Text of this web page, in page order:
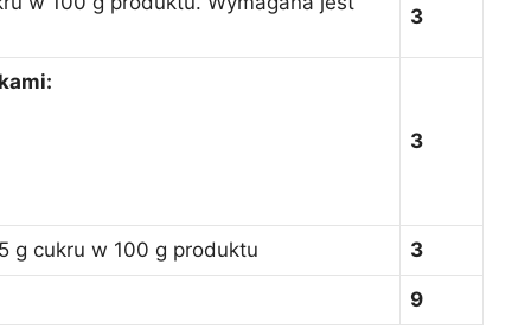
3
3
g cukru w 100 g produktu 3
9